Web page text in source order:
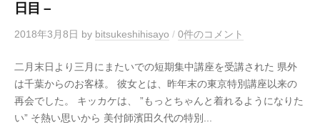
日目 –
2018年3月8日 by bitsukeshihisayo / 0件のコメント
二月末日より三月にまたいでの短期集中講座を受講された 県外
は千葉からのお客様。 彼女とは、昨年末の東京特別講座以来の
再会でした。 キッカケは、 ”もっとちゃんと着れるようになりた
い” そ熱い思いから 美付師濱田久代の特別...